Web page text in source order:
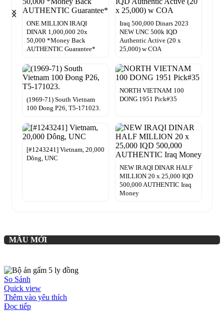
ONE MILLION IRAQI
DINAR 1,000,000 20x
50,000 *Money Back
AUTHENTIC Guarantee*
Iraq 500,000 Dinars 2023
NEW UNC 500k IQD
Authentic Active (20 x
25,000) w COA
(1969-71) South Vietnam
100 Ðong P26, T5-171023.
NORTH VIETNAM 100
DONG 1951 Pick#35
[#1243241] Vietnam, 20,000
Dông, UNC
NEW IRAQI DINAR HALF
MILLION 20 x 25,000 IQD
500,000 AUTHENTIC Iraq
Money
MẪU MỚI
So Sánh
Quick view
Thêm vào yêu thích
Đọc tiếp